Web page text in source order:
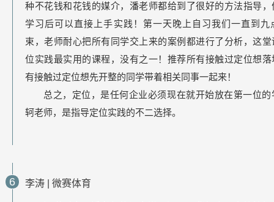
种不花钱和花钱的媒介，潘老师都给到了很好的方法指导，
学习后可以直接上手实践！第一天晚上自习我们一直到九
束，老师耐心把所有同学交上来的案例都进行了分析，这堂
位实践最实用的课程，没有之一！推荐所有接触过定位想落
有接触过定位想先开整的同学带着相关同事一起来！
总之，定位，是任何企业必须现在就开始放在第一位的
轲老师，是指导定位实践的不二选择。
6 李涛 微赛体育